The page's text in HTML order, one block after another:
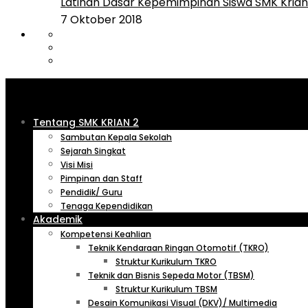
7 Oktober 2018
Tentang SMK KRIAN 2
Sambutan Kepala Sekolah
Sejarah Singkat
Visi Misi
Pimpinan dan Staff
Pendidik/ Guru
Tenaga Kependidikan
Akademik
Kompetensi Keahlian
Teknik Kendaraan Ringan Otomotif (TKRO)
Struktur Kurikulum TKRO
Teknik dan Bisnis Sepeda Motor (TBSM)
Struktur Kurikulum TBSM
Desain Komunikasi Visual (DKV)/ Multimedia